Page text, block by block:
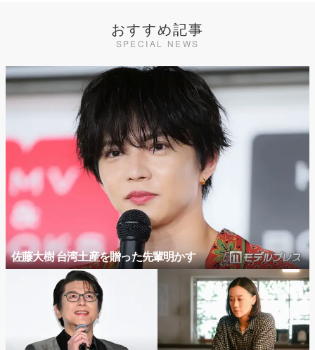
おすすめ記事
SPECIAL NEWS
佐藤大樹 台湾土産を贈った先輩明かす